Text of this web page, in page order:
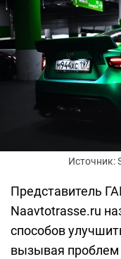
Источник:
Представитель
Naavtotrasse.ru
способов
вызывая